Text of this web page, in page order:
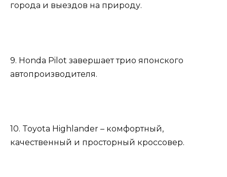
города и выездов на природу.
9. Honda Pilot завершает трио японского
автопроизводителя.
10. Toyota Highlander – комфортный,
качественный и просторный кроссовер.